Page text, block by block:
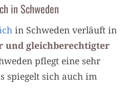
in Schweden
in Schweden verläuft in
und gleichberechtigter
pflegt eine sehr
spiegelt sich auch im